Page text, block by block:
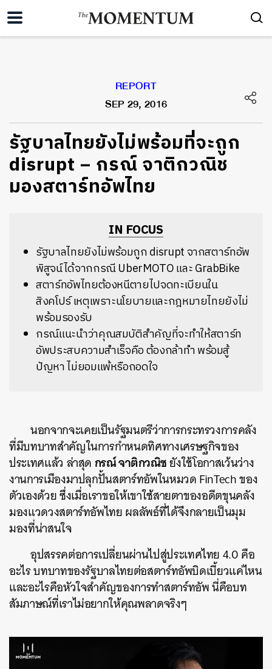
REPORT
SEP 29, 2016
รัฐบาลไทยยังไม่พร้อมที่จะถูก
disrupt – กรณ์ จาติกวณิช
มองสตาร์ทอัพไทย
IN FOCUS
รัฐบาลไทยยังไม่พร้อมถูก disrupt จากสตาร์ทอัพ
พิสูจน์ได้จากกรณี UberMOTO และ GrabBike
สตาร์ทอัพไทยต้องหนีตายไปจดทะเบียนใน
สิงคโปร์ เหตุเพราะนโยบายและกฎหมายไทยยังไม่
พร้อมรองรับ
กรณ์แนะนำว่าคุณสมบัติสำคัญที่จะทำให้สตาร์ท
อัพประสบความสำเร็จคือ ต้องกล้าทำ พร้อมสู้
ปัญหา ไม่ยอมแพ้หรือถอดใจ
นอกจากจะเคยเป็นรัฐมนตรีว่าการกระทรวงการคลัง
ที่มีบทบาทสำคัญในการกำหนดทิศทางเศรษฐกิจของ
ประเทศแล้ว ล่าสุดกรณ์ จาติกวณิชยังใช้โอกาสเว้นว่าง
งานการเมืองมาปลุกปั้นสตาร์ทอัพในหมวด FinTech ของ
ตัวเองด้วย ซึ่งเมื่อเราขอให้เขาใช้สายตาของอดีตขุนคลัง
มองแวดวงสตาร์ทอัพไทย ผลลัพธ์ที่ได้จึงกลายเป็นมุม
มองที่น่าสนใจ
อุปสรรคต่อการเปลี่ยนผ่านไปสู่ประเทศไทย 4.0 คือ
อะไร บทบาทของรัฐบาลไทยต่อสตาร์ทอัพบิดเบี้ยวแค่ไหน
และอะไรคือหัวใจสำคัญของการทำสตาร์ทอัพ นี่คือบท
สัมภาษณ์ที่เราไม่อยากให้คุณพลาดจริงๆ